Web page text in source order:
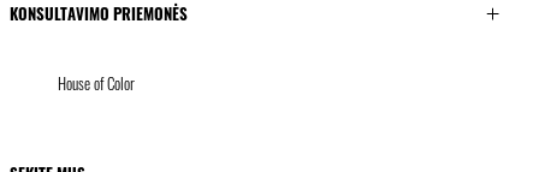
KONSULTAVIMO PRIEMONĖS
House of Color